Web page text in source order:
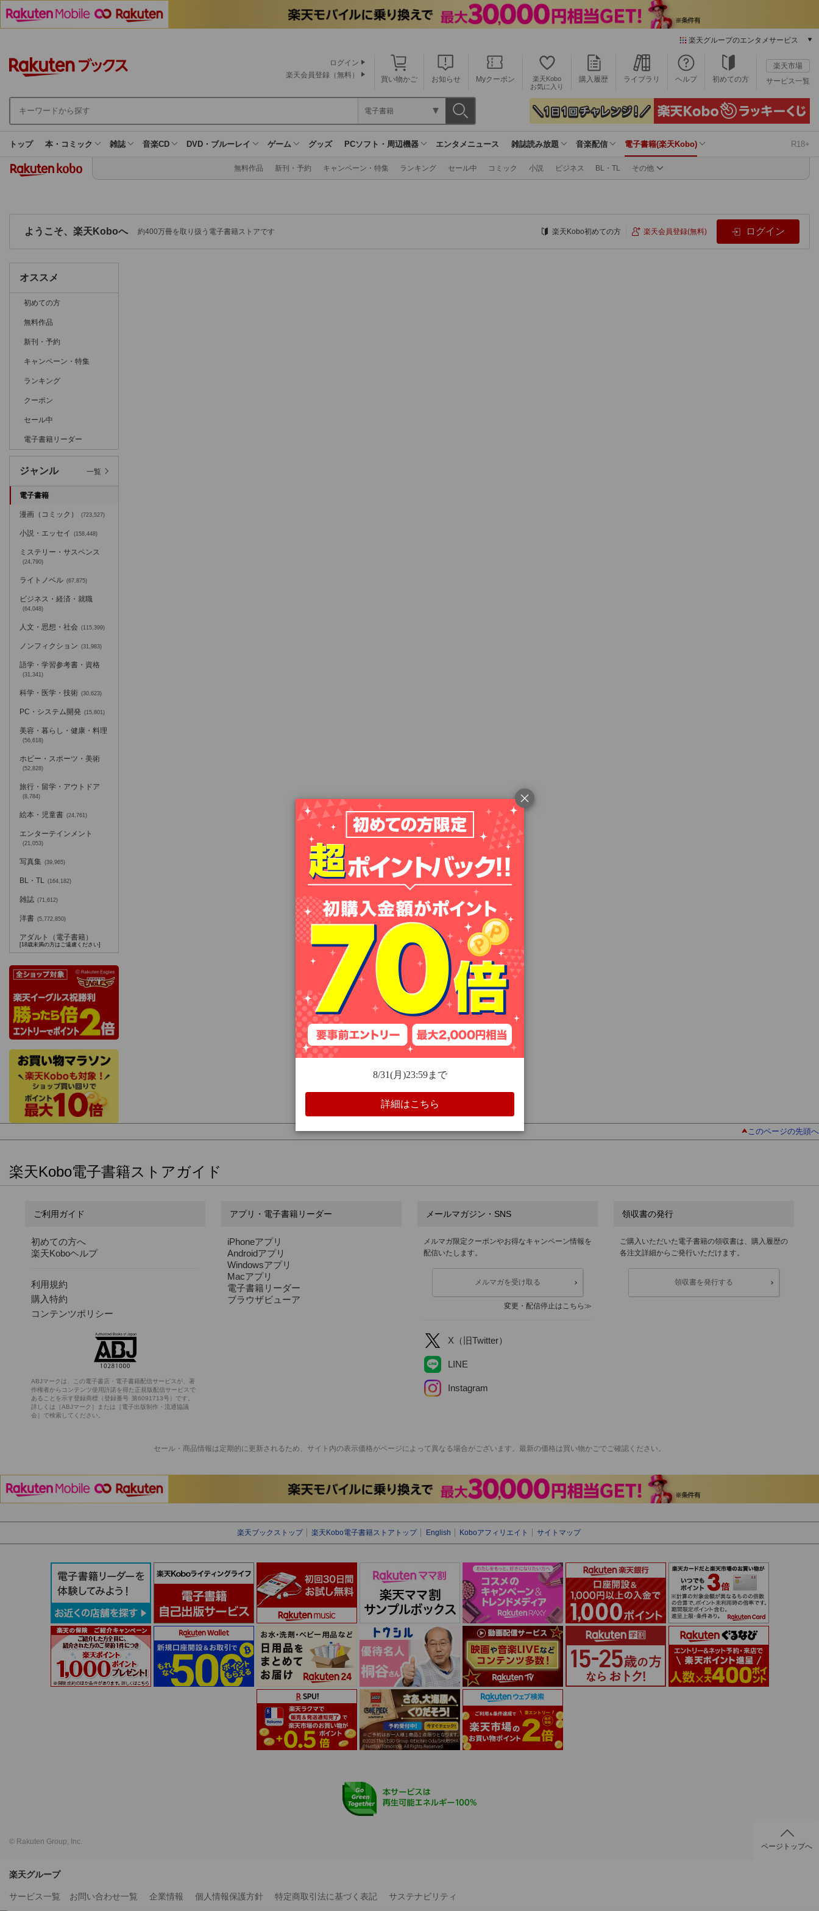
楽天グループのエンタメサービス
本/ゲーム/CD/DVD
楽天ブックス
電子書籍
楽天Kobo
雑誌読み放題
Rakuten PLAY
無料テレビ
Rチャンネル
買い物かご お知らせ Myクーポン
楽天Kobo
お気に入り
購入履歴 ライブラリ ヘルプ 初めての方
楽天市場
サービス一覧
ログイン
楽天会員登録（無料）
電子書籍
トップ 本・コミック 雑誌 音楽CD DVD・ブルーレイ ゲーム グッズ PCソフト・周辺機器 エンタメニュース 雑誌読み放題 音楽配信 電子書籍(楽天Kobo) R18+
ブ
カ
無料作品 新刊・予約 キャンペーン・特集 ランキング セール中 コミック 小説 ビジネス BL・TL その他
ようこそ、楽天Koboへ 約400万冊を取り扱う電子書籍ストアです 楽天Kobo初めての方 楽天会員登録(無料) ログイン
オススメ
初めての方
無料作品
新刊・予約
キャンペーン・特集
ランキング
クーポン
セール中
電子書籍リーダー
ジャンル 一覧
電子書籍
漫画（コミック） (723,527)
小説・エッセイ (158,448)
ミステリー・サスペンス
(24,790)
ライトノベル (67,875)
ビジネス・経済・就職
(64,048)
人文・思想・社会 (115,399)
ノンフィクション (31,983)
語学・学習参考書・資格
(31,341)
科学・医学・技術 (30,623)
PC・システム開発 (15,801)
美容・暮らし・健康・料理
(56,618)
ホビー・スポーツ・美術
(52,828)
旅行・留学・アウトドア
(8,784)
絵本・児童書 (24,761)
エンターテインメント
(21,053)
写真集 (39,965)
BL・TL (164,182)
雑誌 (71,612)
洋書 (5,772,850)
アダルト（電子書籍）
[18歳未満の方はご遠慮ください]
このページの先頭へ
楽天Kobo電子書籍ストアガイド
ご利用ガイド
初めての方へ
楽天Koboヘルプ
利用規約
購入特約
コンテンツポリシー
ABJマークは、この電子書店・電子書籍配信サービスが、著
作権者からコンテンツ使用許諾を得た正規版配信サービスで
あることを示す登録商標（登録番号 第6091713号）です。
詳しくは［ABJマーク］または［電子出版制作・流通協議
会］で検索してください。
アプリ・電子書籍リーダー
iPhoneアプリ
Androidアプリ
Windowsアプリ
Macアプリ
電子書籍リーダー
ブラウザビューア
メールマガジン・SNS
メルマガ限定クーポンやお得なキャンペーン情報を
配信いたします。
メルマガを受け取る
変更・配信停止はこちら
X（旧Twitter）
LINE
Instagram
領収書の発行
ご購入いただいた電子書籍の領収書は、購入履歴の
各注文詳細からご発行いただけます。
領収書を発行する
セール・商品情報は定期的に更新されるため、サイト内の表示価格がページによって異なる場合がございます。最新の価格は買い物かごでご確認ください。
楽天ブックストップ 楽天Kobo電子書籍ストアトップ English Koboアフィリエイト サイトマップ
© Rakuten Group, Inc.
ページトップへ
楽天グループ
サービス一覧 お問い合わせ一覧 企業情報 個人情報保護方針 特定商取引法に基づく表記 サステナビリティ